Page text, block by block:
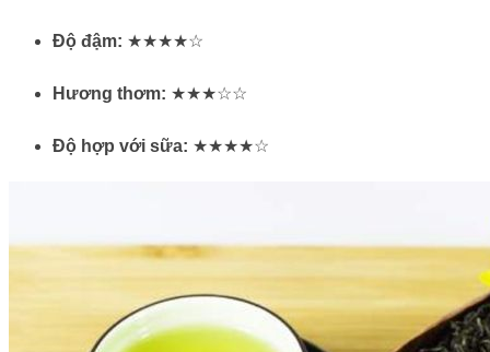
Độ đậm: ★★★★☆
Hương thơm: ★★★☆☆
Độ hợp với sữa: ★★★★☆